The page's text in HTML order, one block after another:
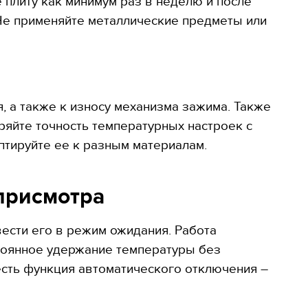
применяйте металлические предметы или
также к износу механизма зажима. Также
точность температурных настроек с
ее к разным материалам.
его в режим ожидания. Работа
удержание температуры без
функция автоматического отключения –